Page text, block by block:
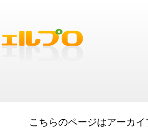
こちらのページはアーカ